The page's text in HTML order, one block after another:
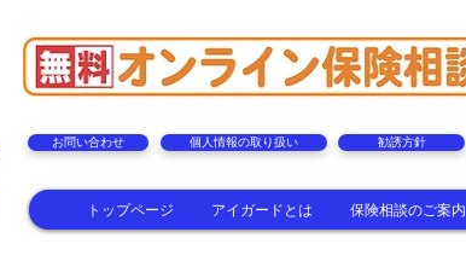
お問い合わせ 個人情報の取り扱い 勧誘方針
トップページ アイガードとは 保険相談のご案内